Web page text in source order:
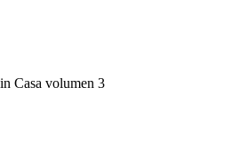
Casa volumen 3